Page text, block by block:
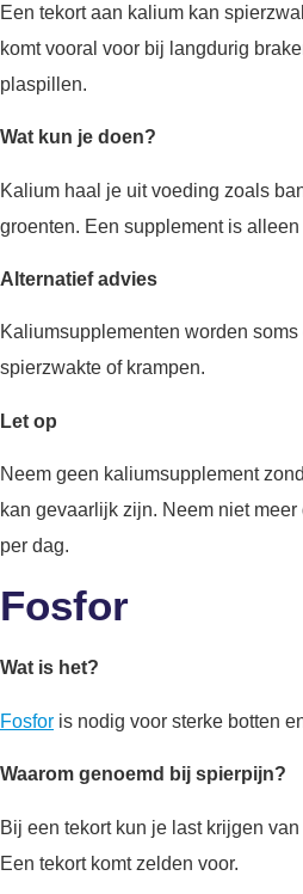
Een tekort aan kalium kan
komt vooral voor bij langdurig
plaspillen.
Wat kun je doen?
Kalium haal je uit voeding zoals
groenten. Een supplement is
Alternatief advies
Kaliumsupplementen worden
spierzwakte of krampen.
Let op
Neem geen kaliumsupplement
kan gevaarlijk zijn. Neem niet
per dag.
Fosfor
Wat is het?
Fosfor is nodig voor sterke botten
Waarom genoemd bij spierpijn?
Bij een tekort kun je last krijgen
Een tekort komt zelden voor.